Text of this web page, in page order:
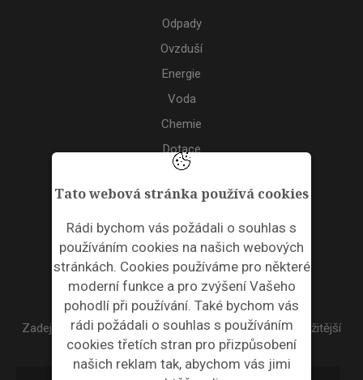
Tato webová stránka používá cookies
Rádi bychom vás požádali o souhlas s
používáním cookies na našich webových
stránkách. Cookies používáme pro některé
moderní funkce a pro zvýšení Vašeho
pohodlí při používání. Také bychom vás
rádi požádali o souhlas s používáním
cookies třetích stran pro přizpůsobení
našich reklam tak, abychom vás jimi
Odpady
Ovzduší
Energie
Voda
Chemie
Dotace
Akce
ODPADNÍ PLASTY
NEWSLETTER
Zadejte váš email a my Vám budeme zasílat ty nejdůležitější
informace, maximálně 1x týdně.